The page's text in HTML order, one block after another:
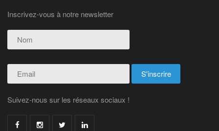
Inscrivez-vous à notre newsletter
Suivez-nous sur les réseaux sociaux !